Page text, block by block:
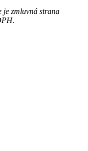
je zmluvná strana